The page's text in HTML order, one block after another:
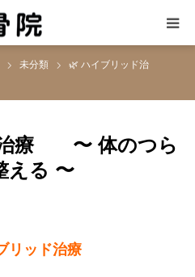
未分類
🌿 ハイブリッド治
治療 〜 体のつら
える 〜
リッド治療